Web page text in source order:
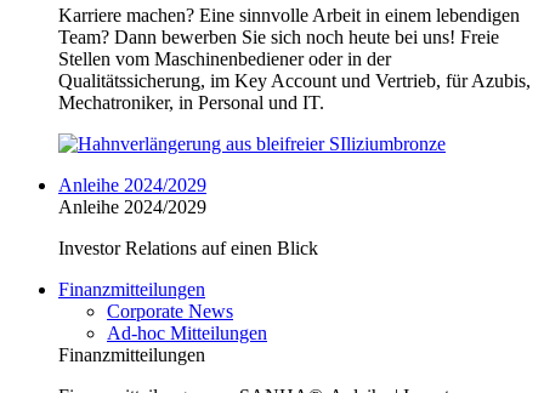
Karriere machen? Eine sinnvolle Arbeit in einem lebendigen
Team? Dann bewerben Sie sich noch heute bei uns! Freie
Stellen vom Maschinenbediener oder in der
Qualitätssicherung, im Key Account und Vertrieb, für Azubis,
Mechatroniker, in Personal und IT.
Anleihe 2024/2029
Anleihe 2024/2029
Investor Relations auf einen Blick
Finanzmitteilungen
Corporate News
Ad-hoc Mitteilungen
Finanzmitteilungen